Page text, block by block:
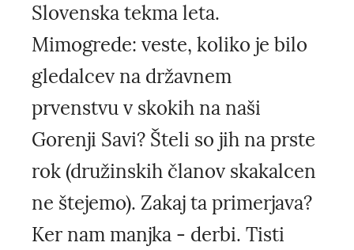
Slovenska tekma leta.
Mimogrede: veste, koliko je bilo
gledalcev na državnem
prvenstvu v skokih na naši
Gorenji Savi? Šteli so jih na prste
rok (družinskih članov skakalcen
ne štejemo). Zakaj ta primerjava?
Ker nam manjka - derbi. Tisti